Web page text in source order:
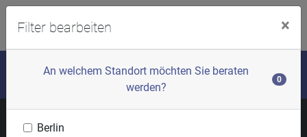
menu
Unsere Termine
Meine ausgewählten Filterkriterien:
Filter bearbeiten ×
An welchem Standort möchten Sie beraten
werden?
0
Berlin